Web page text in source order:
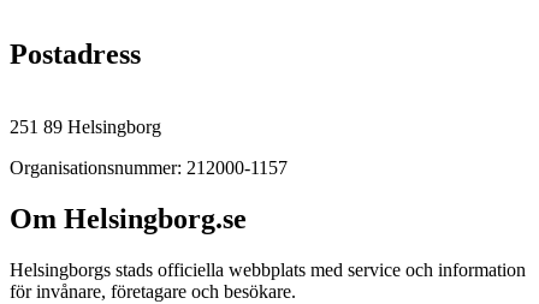
Postadress
251 89 Helsingborg
Organisationsnummer: 212000-1157
Om Helsingborg.se
Helsingborgs stads officiella webbplats med service och information
för invånare, företagare och besökare.